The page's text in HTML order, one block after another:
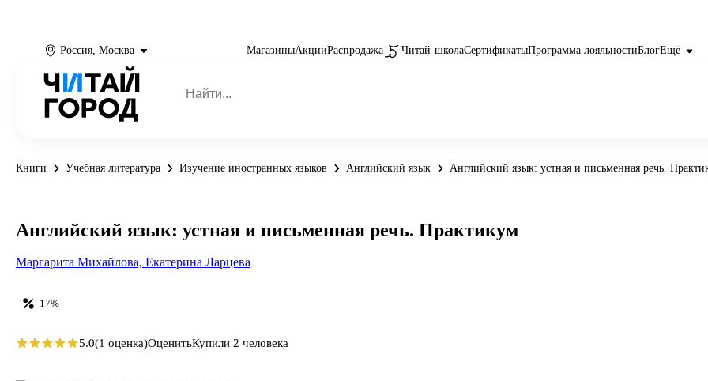
Россия, Москва МагазиныАкцииРаспродажа Читай-школаСертификатыПрограмма лояльностиБлогЕщё
Книги Учебная литература Изучение иностранных языков Английский язык Английский язык: устная и письменная речь.
-17%
Английский язык: устная и письменная речь. Практикум
Маргарита Михайлова, Екатерина Ларцева
5.0(1 оценка)ОценитьКупили 2 человека